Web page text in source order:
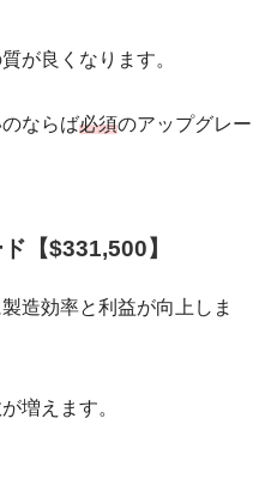
が良くなります。
ならば必須のアップグレー
【$331,500】
造効率と利益が向上しま
増えます。